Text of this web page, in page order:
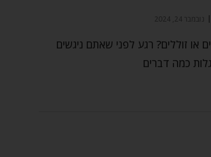
נובמבר 24, 2024
או זוללים? רגע לפני שאתם ניגשים
כמה דברים